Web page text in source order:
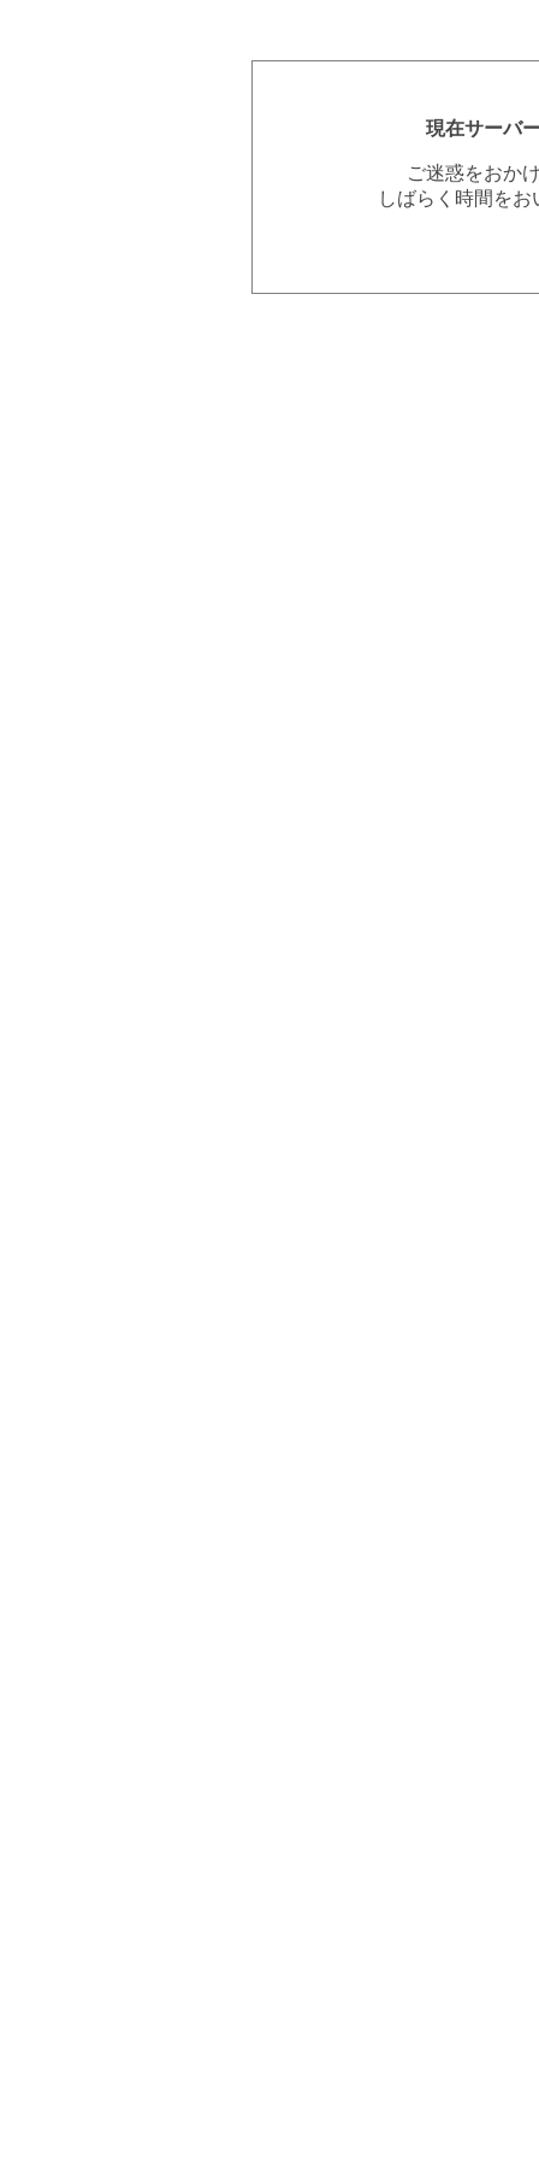
現在サーバ
ご迷惑をおか
しばらく時間を